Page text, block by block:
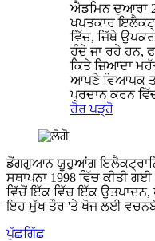
ਐਡਮਿਨ ਦੁਆਰਾ
ਖਪਤਕਾਰ
ਵਿੱਚ, ਜਿੱਥੇ
ਹੁੰਦੇ ਜਾ ਰਹੇ ਹਨ,
ਕਿਤੇ ਜ਼ਿਆਦਾ
ਆਪਣੇ ਵਿਆਪਕ
ਪ੍ਰਦਾਨ ਕਰਨ
ਹੋਰ ਪੜ੍ਹੋ
ਡੋਂਗਗੁਆਨ ਯੂਹੁਆਂਗ
ਸਥਾਪਨਾ 1998 ਵਿੱਚ ਕੀਤੀ
ਵਿੱਚੋਂ ਇੱਕ ਵਿੱਚ ਇੱਕ ਉਤਪਾਦਨ,
ਇਹ ਮੁੱਖ ਤੌਰ 'ਤੇ ਖੋਜ ਲਈ
ਪੁੱਛਗਿੱਛ